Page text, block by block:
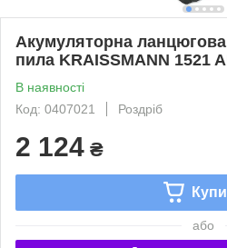
Акумуляторна ланцюгова
пила KRAISSMANN 1521
В наявності
Код: 0407021
Роздріб
2 124 ₴
або